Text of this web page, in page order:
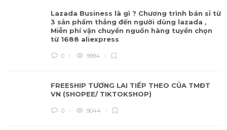
Lazada Business là gì ? Chương trình bán sỉ từ
3 sản phẩm thẳng đến người dùng lazada ,
Miễn phí vận chuyển nguồn hàng tuyển chọn
từ 1688 aliexpress
0 9994
FREESHIP TƯƠNG LAI TIẾP THEO CỦA TMĐT
VN (SHOPEE/ TIKTOKSHOP)
0 9044